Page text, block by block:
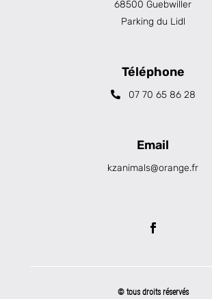
68500 Guebwiller
Parking du Lidl
Téléphone
07 70 65 86 28
Email
kzanimals@orange.fr
© tous droits réservés